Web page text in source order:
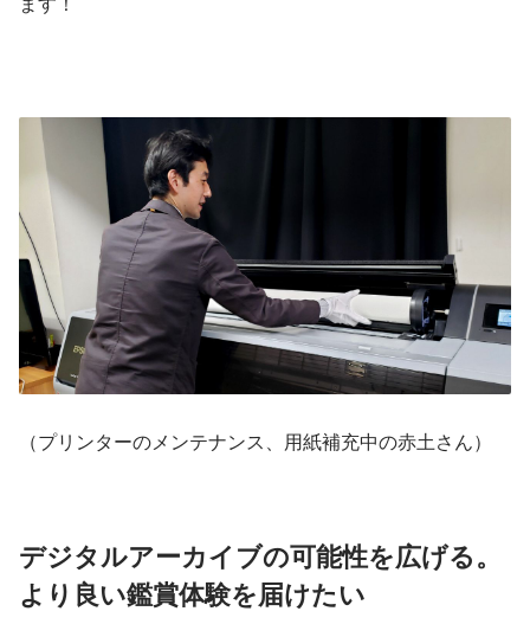
（プリンターのメンテナンス、用紙補充中の赤土さん）
デジタルアーカイブの可能性を広げる。
より良い鑑賞体験を届けたい